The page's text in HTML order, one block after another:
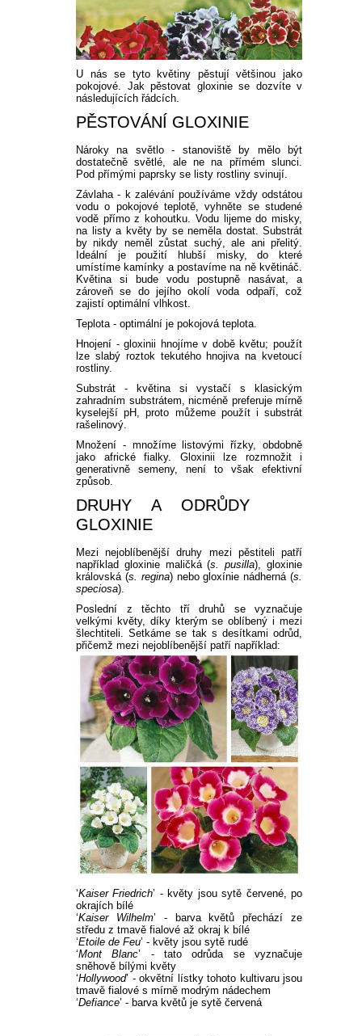
U nás se tyto květiny pěstují většinou jako
pokojové. Jak pěstovat gloxinie se dozvíte v
následujících řádcích.
PĚSTOVÁNÍ GLOXINIE
Nároky na světlo - stanoviště by mělo být
dostatečně světlé, ale ne na přímém slunci.
Pod přímými paprsky se listy rostliny svinují.
Závlaha - k zalévání používáme vždy odstátou
vodu o pokojové teplotě, vyhněte se studené
vodě přímo z kohoutku. Vodu lijeme do misky,
na listy a květy by se neměla dostat. Substrát
by nikdy neměl zůstat suchý, ale ani přelitý.
Ideální je použití hlubší misky, do které
umístíme kamínky a postavíme na ně květináč.
Květina si bude vodu postupně nasávat, a
zároveň se do jejího okolí voda odpaří, což
zajistí optimální vlhkost.
Teplota - optimální je pokojová teplota.
Hnojení - gloxinii hnojíme v době květu; použít
lze slabý roztok tekutého hnojiva na kvetoucí
rostliny.
Substrát - květina si vystačí s klasickým
zahradním substrátem, nicméně preferuje mírně
kyselejší pH, proto můžeme použít i substrát
rašelinový.
Množení - množíme listovými řízky, obdobně
jako africké fialky. Gloxinii lze rozmnožit i
generativně semeny, není to však efektivní
způsob.
DRUHY A ODRŮDY
GLOXINIE
Mezi nejoblíbenější druhy mezi pěstiteli patří
například gloxinie maličká (s. pusilla), gloxinie
královská (s. regina) nebo gloxínie nádherná (s.
speciosa).
Poslední z těchto tří druhů se vyznačuje
velkými květy, díky kterým se oblíbený i mezi
šlechtiteli. Setkáme se tak s desítkami odrůd,
přičemž mezi nejoblíbenější patří například:
‘Kaiser Friedrich’ - květy jsou sytě červené, po
okrajích bílé
‘Kaiser Wilhelm’ - barva květů přechází ze
středu z tmavě fialové až okraj k bílé
‘Etoile de Feu’ - květy jsou sytě rudé
‘Mont Blanc’ - tato odrůda se vyznačuje
sněhově bílými květy
‘Hollywood’ - okvětní lístky tohoto kultivaru jsou
tmavě fialové s mírně modrým nádechem
‘Defiance’ - barva květů je sytě červená